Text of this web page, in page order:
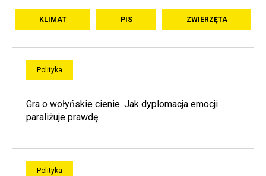
KLIMAT PIS ZWIERZĘTA
Polityka
Gra o wołyńskie cienie. Jak dyplomacja emocji
paraliżuje prawdę
Polityka